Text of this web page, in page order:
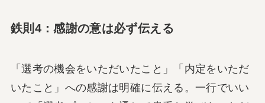
鉄則4：感謝の意は必ず伝える
「選考の機会をいただいたこと」「内定をいただ
いたこと」への感謝は明確に伝える。一行でいい